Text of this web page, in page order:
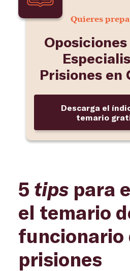
Quieres
Prisiones en
Descarga el
temario
5 tips para
el temario
funcionario
prisiones